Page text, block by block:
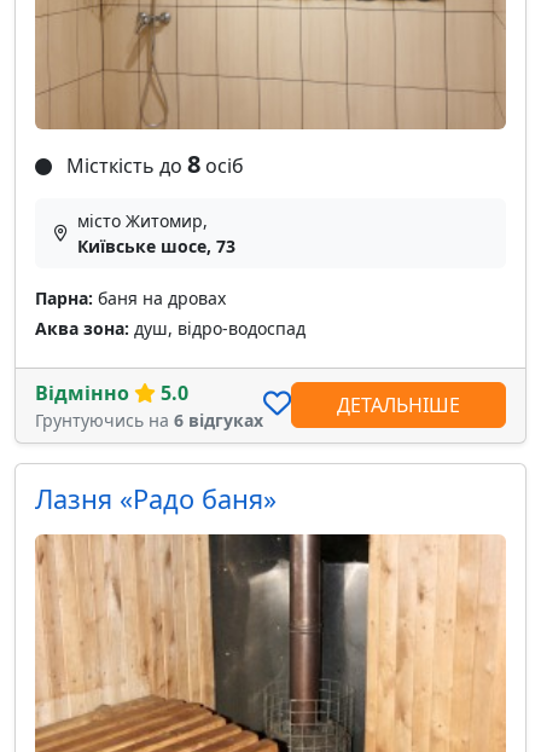
Місткість до 8 осіб
місто Житомир,
Київське шосе, 73
Парна: баня на дровах
Аква зона: душ, відро-водоспад
Відмінно 5.0
Грунтуючись на 6 відгуках
ДЕТАЛЬНІШЕ
Лазня «Радо баня»